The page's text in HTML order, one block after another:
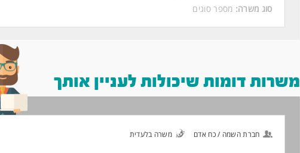
סוג משרה: מספר סוגים
משרות דומות שיכולות לעניין אותך
חברת השמה / כח אדם משרה בלעדית